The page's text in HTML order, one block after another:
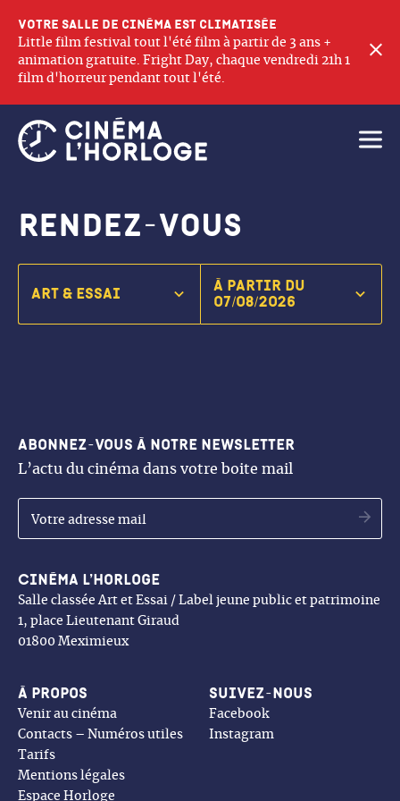
Votre salle de cinéma est climatisée
Little film festival tout l'été film à partir de 3 ans +
animation gratuite. Fright Day, chaque vendredi 21h 1
film d'horreur pendant tout l'été.
Rendez-vous
Cinéma l’Horloge
Salle classée Art et Essai / Label jeune public et patrimoine
1, place Lieutenant Giraud
01800 Meximieux
Abonnez-vous à notre newsletter
L’actu du cinéma dans votre boite mail
À propos
Venir au cinéma
Contacts – Numéros utiles
Tarifs
Mentions légales
Espace Horloge
Suivez-nous
Facebook
Instagram